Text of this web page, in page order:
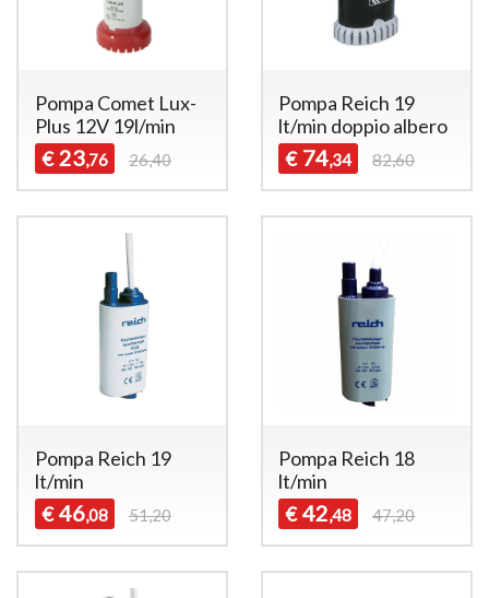
Pompa Comet Lux-
Plus 12V 19l/min
€ 23,76 26,40
Pompa Reich 19
lt/min doppio albero
€ 74,34 82,60
Pompa Reich 19
lt/min
€ 46,08 51,20
Pompa Reich 18
lt/min
€ 42,48 47,20